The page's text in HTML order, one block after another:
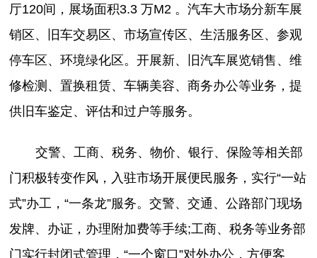
厅120间，展场面积3.3 万M2 。汽车大市场分新车展
销区、旧车交易区、市场宣传区、生活服务区、参观
停车区、环境绿化区。开展新、旧汽车展览销售、维
修检测、置换租赁、车辆美容、商务办公等业务，提
供旧车鉴定、评估和过户等服务。
交警、工商、税务、物价、银行、保险等相关部
门积极转变作风，入驻市场开展便民服务，实行“一站
式”办工，“一条龙”服务。交警、交通、公路部门现场
发牌、办证，办理附加费等手续;工商、税务等业务部
门实行封闭式管理，“一个窗口”对外办公，方便客